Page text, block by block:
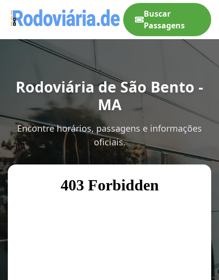
Buscar
Passagens
Rodoviária de São Bento -
MA
Encontre horários, passagens e informações
oficiais.